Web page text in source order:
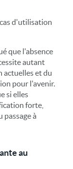
d'utilisation
que l'absence
autant
actuelles et du
pour l'avenir.
si elles
forte,
passage à
au